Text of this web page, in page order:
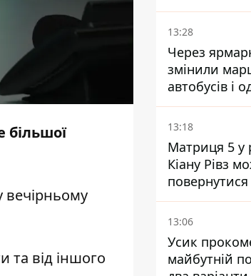
більшої
та від іншого
українських
абсурд і
13:28
Через
змінили
автобусів і
13:18
Матриця 5 у
Кіану Рівз
п'ятій
13:06
Усик
майбутній